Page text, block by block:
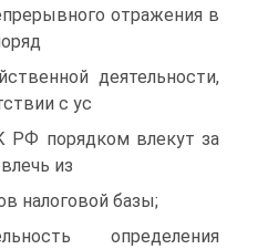
отражения в
деятельности,
с ус
РФ порядком влекут за
из
налоговой базы;
определения